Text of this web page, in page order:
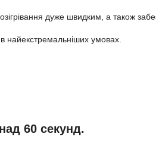
дуже швидким, а також
найекстремальніших умовах.
60 секунд.